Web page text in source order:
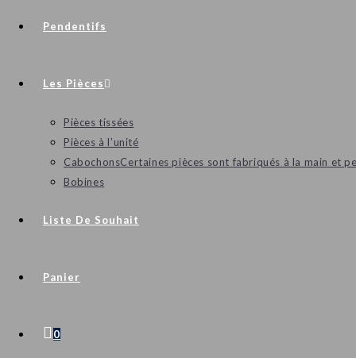
Pendentifs
Les Pièces
Pièces tissées
Pièces à l’unité
CabochonsCertaines pièces sont fabriqués à la main et
Bobines
Liste De Souhait
Panier
0